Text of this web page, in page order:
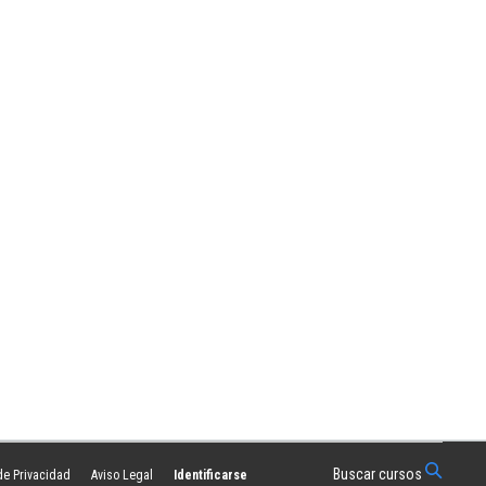
Privacidad Aviso Legal Identificarse Buscar cursos